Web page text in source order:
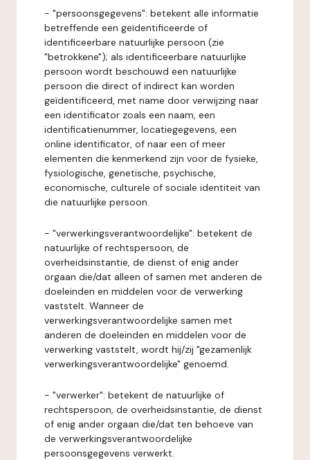
- "persoonsgegevens": betekent alle informatie
betreffende een geïdentificeerde of
identificeerbare natuurlijke persoon (zie
"betrokkene"); als identificeerbare natuurlijke
persoon wordt beschouwd een natuurlijke
persoon die direct of indirect kan worden
geïdentificeerd, met name door verwijzing naar
een identificator zoals een naam, een
identificatienummer, locatiegegevens, een
online identificator, of naar een of meer
elementen die kenmerkend zijn voor de fysieke,
fysiologische, genetische, psychische,
economische, culturele of sociale identiteit van
die natuurlijke persoon.
- "verwerkingsverantwoordelijke": betekent de
natuurlijke of rechtspersoon, de
overheidsinstantie, de dienst of enig ander
orgaan die/dat alleen of samen met anderen de
doeleinden en middelen voor de verwerking
vaststelt. Wanneer de
verwerkingsverantwoordelijke samen met
anderen de doeleinden en middelen voor de
verwerking vaststelt, wordt hij/zij "gezamenlijk
verwerkingsverantwoordelijke" genoemd.
- "verwerker": betekent de natuurlijke of
rechtspersoon, de overheidsinstantie, de dienst
of enig ander orgaan die/dat ten behoeve van
de verwerkingsverantwoordelijke
persoonsgegevens verwerkt.